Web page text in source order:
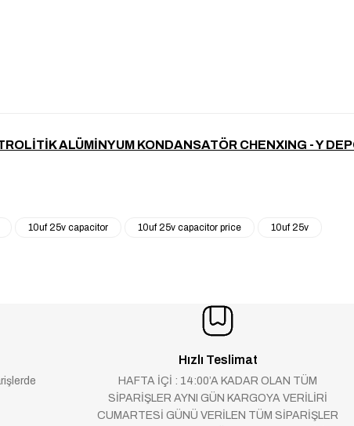
ALÜMİNYUM KONDANSATÖR CHENXING - Y
10uf 25v capacitor 10uf 25v capacitor price 10uf 25v
Hızlı Teslimat
HAFTA İÇİ : 14:00’A KADAR OLAN TÜM
SİPARİŞLER AYNI GÜN KARGOYA VERİLİRİ
CUMARTESİ GÜNÜ VERİLEN TÜM SİPARİŞLER